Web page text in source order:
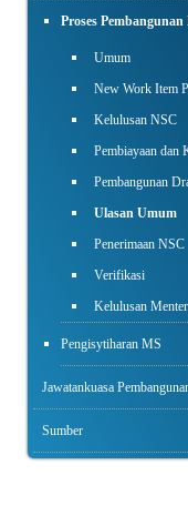
Proses Pembangunan
Umum
New Work Item
Kelulusan NSC
Pembiayaan dan
Pembangunan
Ulasan Umum
Penerimaan NSC
Verifikasi
Kelulusan
Pengisytiharan MS
Jawatankuasa
Sumber